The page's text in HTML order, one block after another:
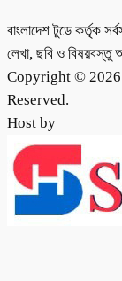
বাংলাদেশ টুডে কর্তৃক
লেখা, ছবি ও
Copyright © 2026
Reserved.
Host by